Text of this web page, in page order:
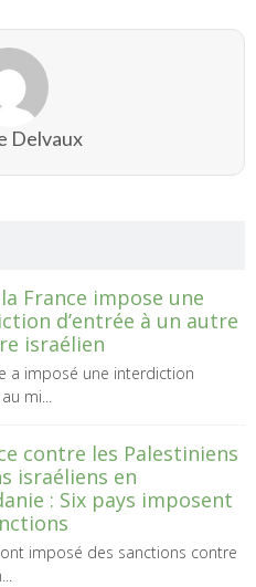
Delvaux
France impose une
d’entrée à un autre
israélien
a imposé une interdiction
mi...
contre les Palestiniens
israéliens en
: Six pays imposent
ont imposé des sanctions contre